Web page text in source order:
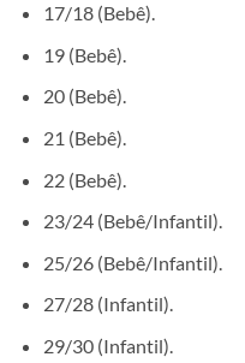
17/18 (Bebê).
19 (Bebê).
20 (Bebê).
21 (Bebê).
22 (Bebê).
23/24 (Bebê/Infantil).
25/26 (Bebê/Infantil).
27/28 (Infantil).
29/30 (Infantil).